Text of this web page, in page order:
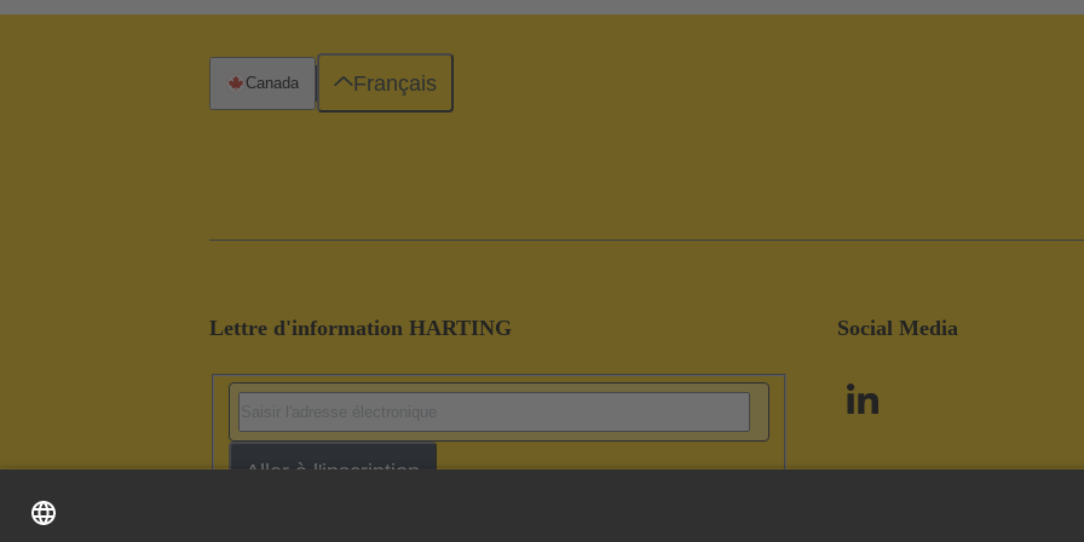
Lettre d'information HARTING
Aller à l'inscription
Social Media
Canada Français